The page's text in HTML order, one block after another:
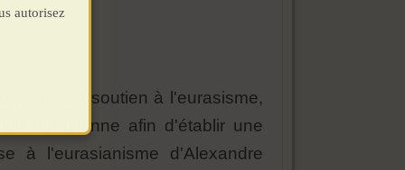
pour son soutien à l'eurasisme,
eurasienne afin d'établir une
à l'eurasianisme d'Alexandre
autorisez